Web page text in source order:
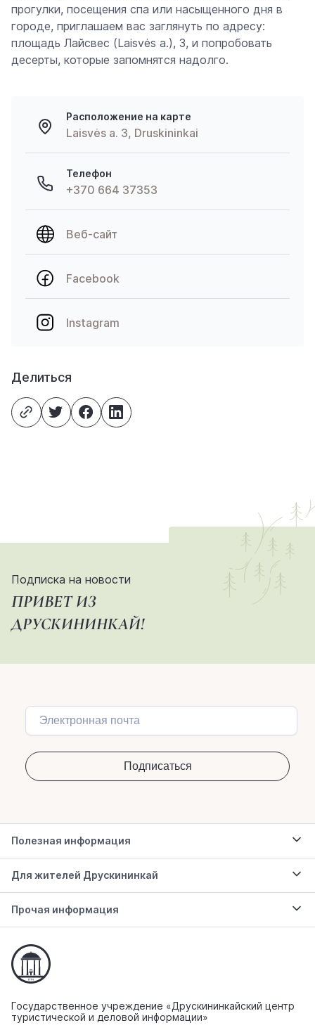
прогулки, посещения спа или насыщенного дня в
городе, приглашаем вас заглянуть по адресу:
площадь Лайсвес (Laisvės a.), 3, и попробовать
десерты, которые запомнятся надолго.
Расположение на карте
Laisvės a. 3, Druskininkai
Телефон
+370 664 37353
Веб-сайт
Facebook
Instagram
Делиться
Подписка на новости
ПРИВЕТ ИЗ
ДРУСКИНИНКАЙ!
Полезная информация
Для жителей Друскининкай
Прочая информация
Государственное учреждение «Друскининкайский центр
туристической и деловой информации»